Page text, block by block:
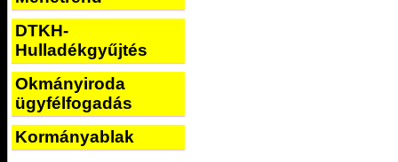
DTKH-
Hulladékgyűjtés
Okmányiroda
ügyfélfogadás
Kormányablak